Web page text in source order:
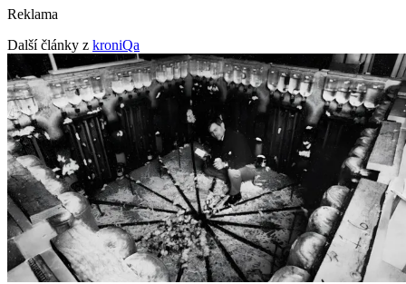
Reklama
Další články z kroniQa